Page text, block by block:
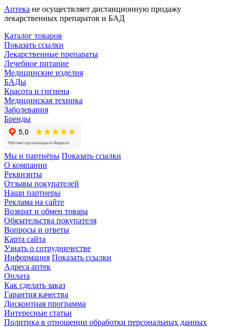
Аптека не осуществляет дистанционную продажу
лекарственных препаратов и БАД
Каталог товаров
Показать ссылки
Лекарственные препараты
Лечебное питание
Медицинские изделия
БАДы
Красота и гигиена
Медицинская техника
Заболевания
Бренды
Мы и партнёры Показать ссылки
О компании
Реквизиты
Отзывы покупателей
Наши партнеры
Реклама на сайте
Возврат и обмен товара
Обязательства покупателя
Вопросы и ответы
Карта сайта
Узнать о сотрудничестве
Информация Показать ссылки
Адреса аптек
Оплата
Как сделать заказ
Гарантия качества
Дисконтная программа
Интересные статьи
Политика в отношении обработки персональных данных